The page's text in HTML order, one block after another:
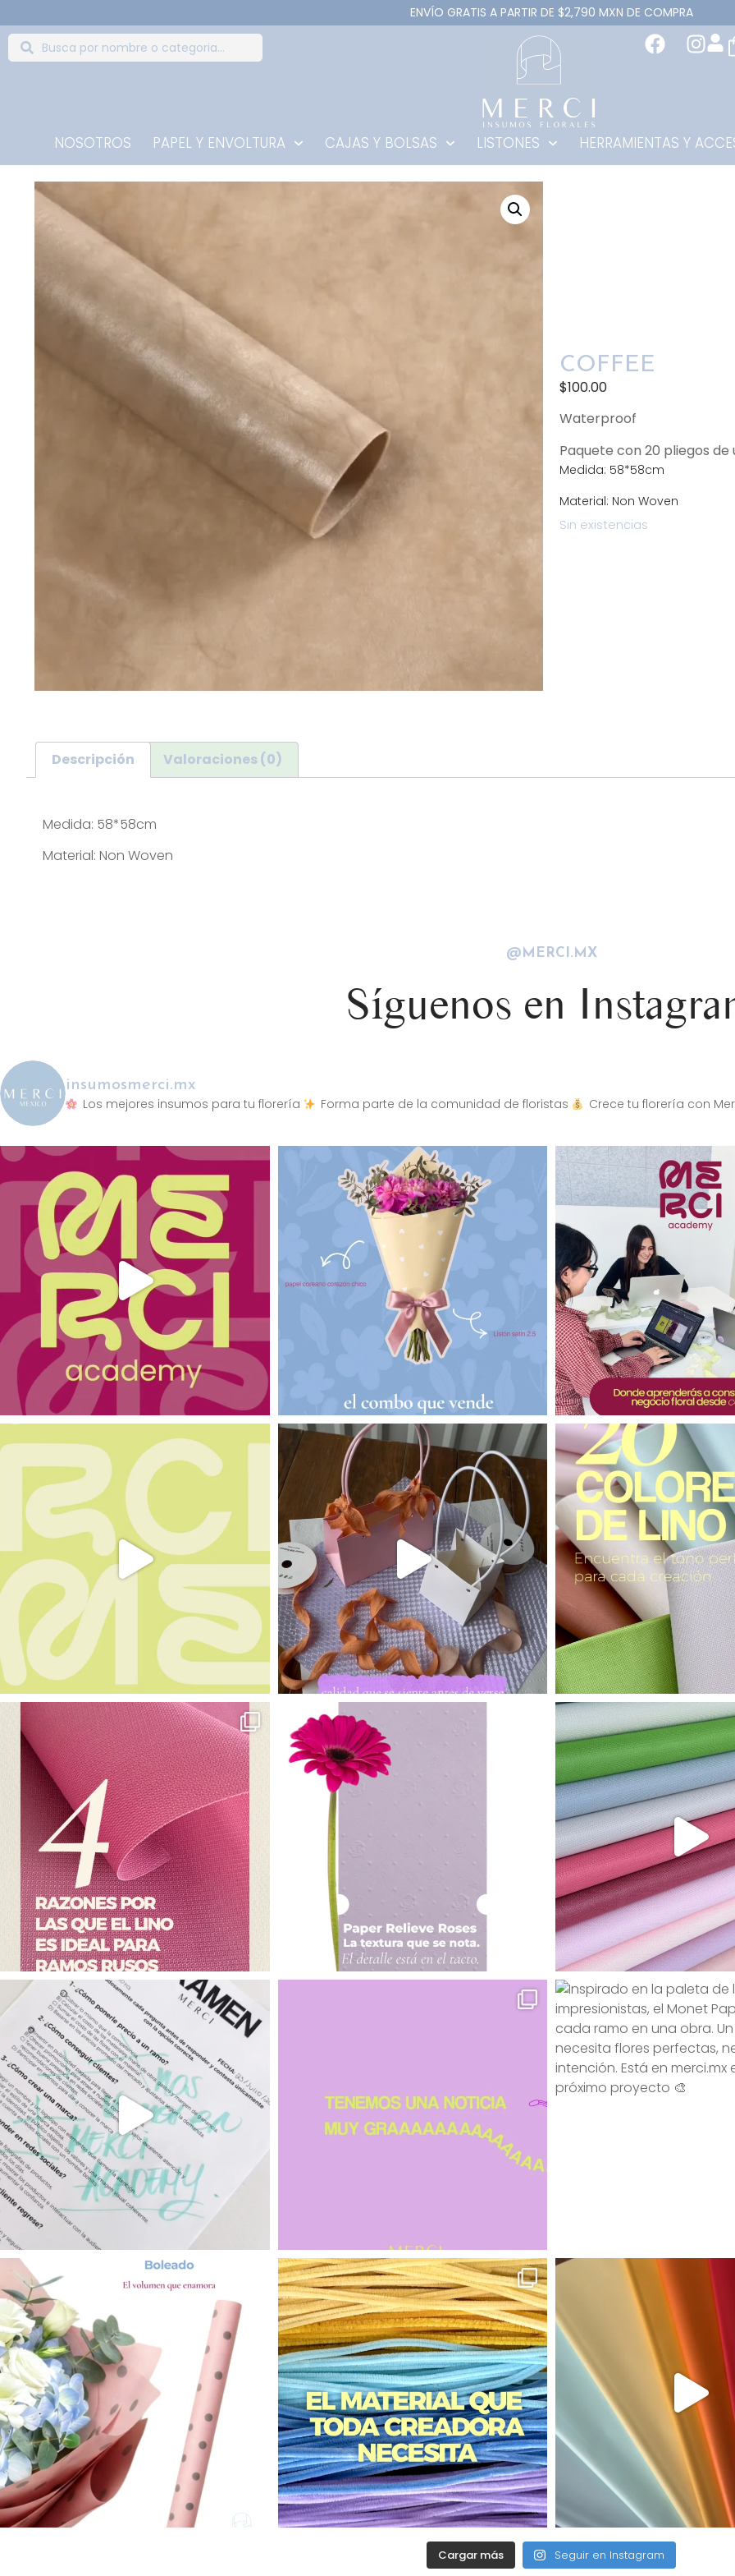
ENVÍO GRATIS A PARTIR DE $2,790 MXN DE COMPRA
NOSOTROS PAPEL Y ENVOLTURA CAJAS Y BOLSAS LISTONES HERRAMIENTAS Y
COFFEE
$100.00
Waterproof
Paquete con 20 pliegos
Medida: 58*58cm
Material: Non Woven
Sin existencias
Descripción Valoraciones (0)
Medida: 58*58cm
Material: Non Woven
@MERCI.MX
Síguenos en
insumosmerci.mx
Los mejores insumos para tu florería
Forma parte de la comunidad de floristas Crece tu florería con
Cargar más Seguir en Instagram